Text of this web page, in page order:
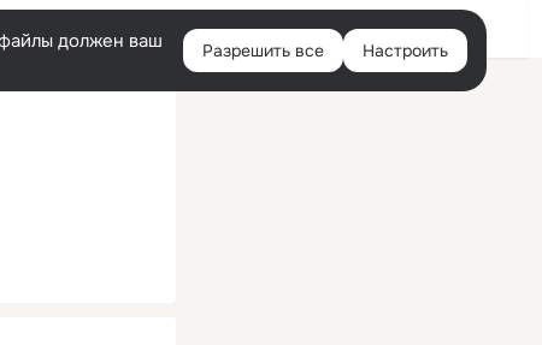
Войти
должен ваш
Разрешить все Настроить